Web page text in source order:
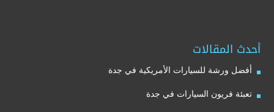
أحدث المقالات
أفضل ورشة للسيارات الأمريكية في جدة
تعبئة فريون السيارات في جدة